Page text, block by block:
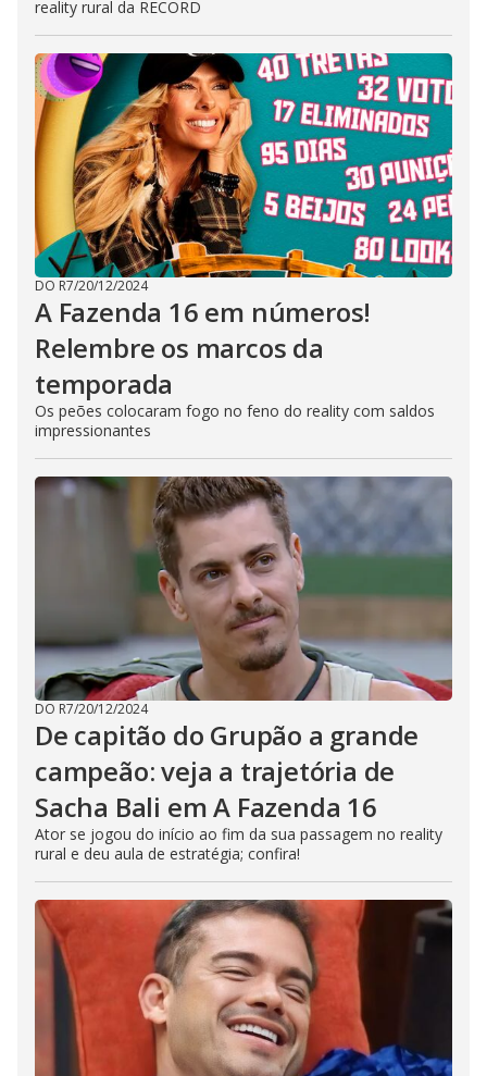
reality rural da RECORD
DO R7/20/12/2024
A Fazenda 16 em números!
Relembre os marcos da
temporada
Os peões colocaram fogo no feno do reality com saldos
impressionantes
DO R7/20/12/2024
De capitão do Grupão a grande
campeão: veja a trajetória de
Sacha Bali em A Fazenda 16
Ator se jogou do início ao fim da sua passagem no reality
rural e deu aula de estratégia; confira!